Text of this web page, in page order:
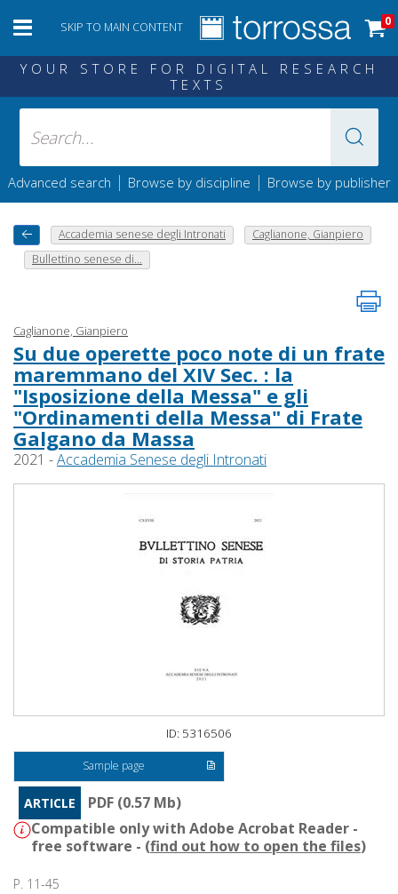
SKIP TO MAIN CONTENT 0
YOUR STORE FOR DIGITAL RESEARCH
TEXTS
Advanced search | Browse by discipline | Browse by publisher
Accademia senese degli Intronati
Caglianone, Gianpiero
Bullettino senese di...
Caglianone, Gianpiero
Su due operette poco note di un frate
maremmano del XIV Sec. : la
"Isposizione della Messa" e gli
"Ordinamenti della Messa" di Frate
Galgano da Massa
2021 -Accademia Senese degli Intronati
ID: 5316506
Sample page
ARTICLE
PDF (0.57 Mb)
Compatible only with Adobe Acrobat Reader -
free software - (find out how to open the files)
P. 11-45